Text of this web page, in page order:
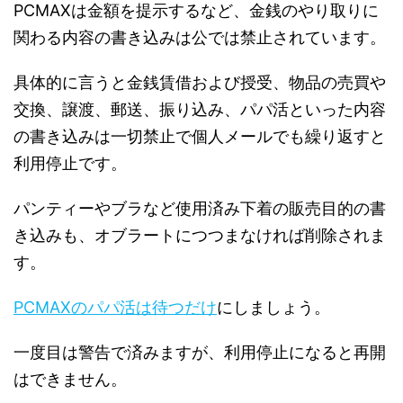
PCMAXは金額を提示するなど、金銭のやり取りに
関わる内容の書き込みは公では禁止されています。
具体的に言うと金銭賃借および授受、物品の売買や
交換、譲渡、郵送、振り込み、パパ活といった内容
の書き込みは一切禁止で個人メールでも繰り返すと
利用停止です。
パンティーやブラなど使用済み下着の販売目的の書
き込みも、オブラートにつつまなければ削除されま
す。
PCMAXのパパ活は待つだけにしましょう。
一度目は警告で済みますが、利用停止になると再開
はできません。